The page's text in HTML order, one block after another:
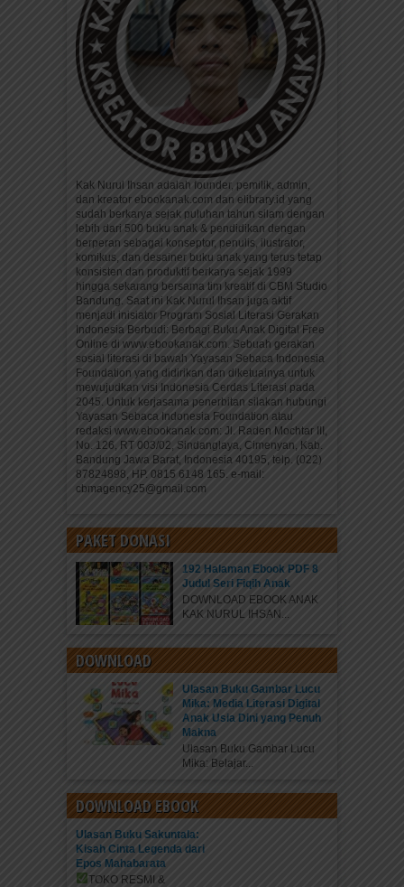
Kak Nurul Ihsan adalah founder, pemilik, admin,
dan kreator ebookanak.com dan elibrary.id yang
sudah berkarya sejak puluhan tahun silam dengan
lebih dari 500 buku anak & pendidikan dengan
berperan sebagai konseptor, penulis, ilustrator,
komikus, dan desainer buku anak yang terus tetap
konsisten dan produktif berkarya sejak 1999
hingga sekarang bersama tim kreatif di CBM Studio
Bandung. Saat ini Kak Nurul Ihsan juga aktif
menjadi inisiator Program Sosial Literasi Gerakan
Indonesia Berbudi: Berbagi Buku Anak Digital Free
Online di www.ebookanak.com. Sebuah gerakan
sosial literasi di bawah Yayasan Sebaca Indonesia
Foundation yang didirikan dan diketuainya untuk
mewujudkan visi Indonesia Cerdas Literasi pada
2045. Untuk kerjasama penerbitan silakan hubungi
Yayasan Sebaca Indonesia Foundation atau
redaksi www.ebookanak.com: Jl. Raden Mochtar III,
No. 126, RT 003/02, Sindanglaya, Cimenyan, Kab.
Bandung Jawa Barat, Indonesia 40195, telp. (022)
87824898, HP. 0815 6148 165. e-mail:
cbmagency25@gmail.com
PAKET DONASI
192 Halaman Ebook PDF 8
Judul Seri Fiqih Anak
DOWNLOAD EBOOK ANAK
KAK NURUL IHSAN...
DOWNLOAD
Ulasan Buku Gambar Lucu
Mika: Media Literasi Digital
Anak Usia Dini yang Penuh
Makna
Ulasan Buku Gambar Lucu
Mika: Belajar...
DOWNLOAD EBOOK
Ulasan Buku Sakuntala:
Kisah Cinta Legenda dari
Epos Mahabarata
TOKO RESMI &